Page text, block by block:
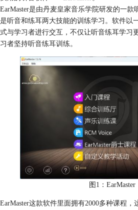
EarMaster是由丹麦皇家音乐学院研发的一
是听音和练耳两大技能的训练学习。软件以
式与学习者进行交互，不仅让听音练耳学习
习者坚持听音练耳训练。
图1：EarMaster
EarMaster这款软件里面拥有2000多种课程，